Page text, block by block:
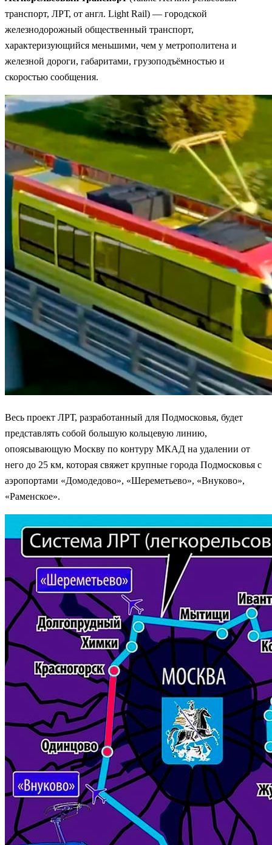
транспорт, ЛРТ, от англ. Light Rail) — городской
железнодорожный общественный транспорт,
характеризующийся меньшими, чем у метрополитена и
железной дороги, габаритами, грузоподъёмностью и
скоростью сообщения.
Весь проект ЛРТ, разработанный для Подмосковья, будет
представлять собой большую кольцевую линию,
опоясывающую Москву по контуру МКАД на удалении от
него до 25 км, которая свяжет крупные города Подмосковья с
аэропортами «Домодедово», «Шереметьево», «Внуково»,
«Раменское».